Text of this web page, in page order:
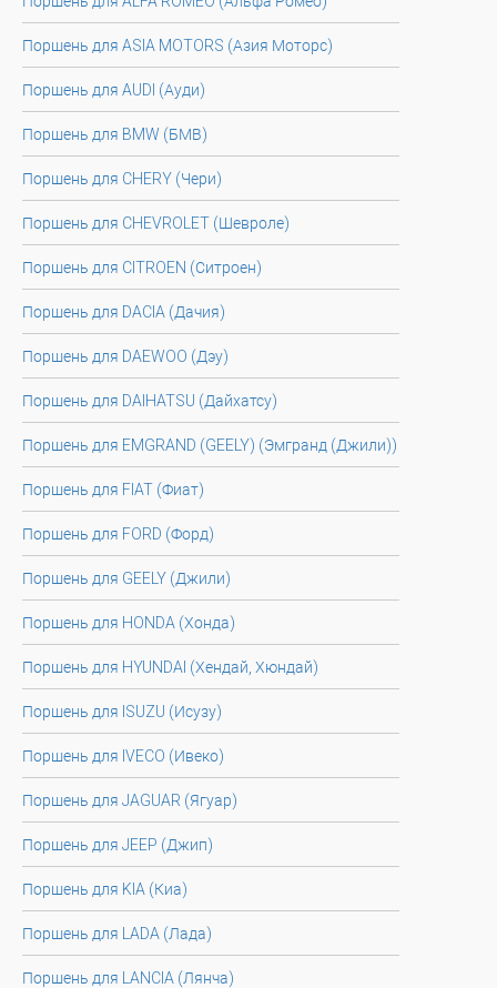
Поршень для ASIA MOTORS (Азия Моторс)
Поршень для AUDI (Ауди)
Поршень для BMW (БМВ)
Поршень для CHERY (Чери)
Поршень для CHEVROLET (Шевроле)
Поршень для CITROEN (Ситроен)
Поршень для DACIA (Дачия)
Поршень для DAEWOO (Дэу)
Поршень для DAIHATSU (Дайхатсу)
Поршень для EMGRAND (GEELY) (Эмгранд (Джили))
Поршень для FIAT (Фиат)
Поршень для FORD (Форд)
Поршень для GEELY (Джили)
Поршень для HONDA (Хонда)
Поршень для HYUNDAI (Хендай, Хюндай)
Поршень для ISUZU (Исузу)
Поршень для IVECO (Ивеко)
Поршень для JAGUAR (Ягуар)
Поршень для JEEP (Джип)
Поршень для KIA (Киа)
Поршень для LADA (Лада)
Поршень для LANCIA (Лянча)